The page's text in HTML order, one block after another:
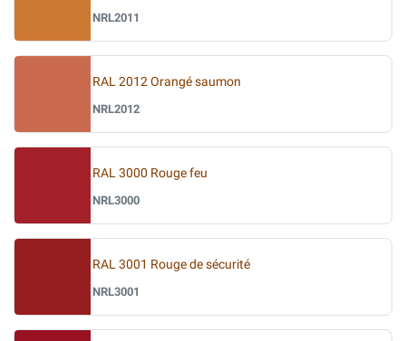
NRL2011
RAL 2012 Orangé saumon
NRL2012
RAL 3000 Rouge feu
NRL3000
RAL 3001 Rouge de sécurité
NRL3001